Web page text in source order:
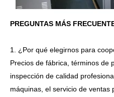
PREGUNTAS MÁS
1. ¿Por qué elegirnos para
Precios de fábrica, términos de
inspección de calidad
máquinas, el servicio de